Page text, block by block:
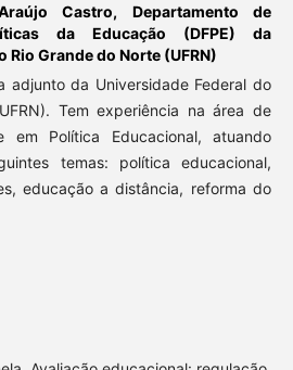
Castro, Departamento de
da Educação (DFPE) da
Rio Grande do Norte (UFRN)
adjunto da Universidade Federal do
Tem experiência na área de
em Política Educacional, atuando
temas: política educacional,
educação a distância, reforma do